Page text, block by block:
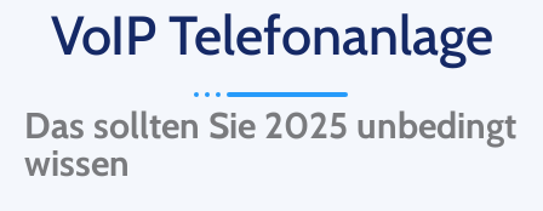
VoIP Telefonanlage
Das sollten Sie 2025 unbedingt
wissen